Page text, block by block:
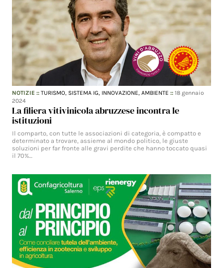
NOTIZIE ::TURISMO, SISTEMA IG, INNOVAZIONE,AMBIENTE ::18 gennaio
2024
La filiera vitivinicola abruzzese incontra le
istituzioni
Il comparto, con tutte le associazioni di categoria, è compatto e
determinato a trovare, assieme al mondo politico, le giuste
soluzioni per far fronte alle gravi perdite che hanno toccato quasi
il 70%…